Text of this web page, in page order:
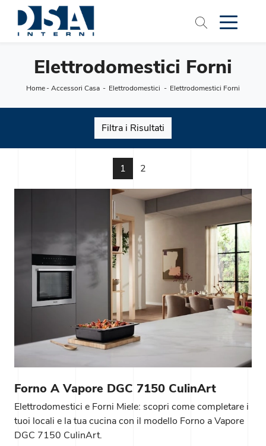
Elettrodomestici Forni
Home-Accessori Casa - Elettrodomestici - Elettrodomestici Forni
Filtra i Risultati
1 2
Forno A Vapore DGC 7150 CulinArt
Elettrodomestici e Forni Miele: scopri come completare i
tuoi locali e la tua cucina con il modello Forno a Vapore
DGC 7150 CulinArt.